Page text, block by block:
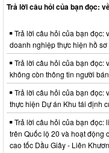
Trả lời câu hỏi của bạn đọc:
Trả lời câu hỏi của bạn đọc:
doanh nghiệp thực hiện hồ
Trả lời câu hỏi của bạn đọc:
không còn thông tin người bán
Trả lời câu hỏi của bạn đọc:
thực hiện Dự án Khu tái định
Trả lời câu hỏi của bạn đọc:
trên Quốc lộ 20 và hoạt động
cao tốc Dầu Giây - Liên